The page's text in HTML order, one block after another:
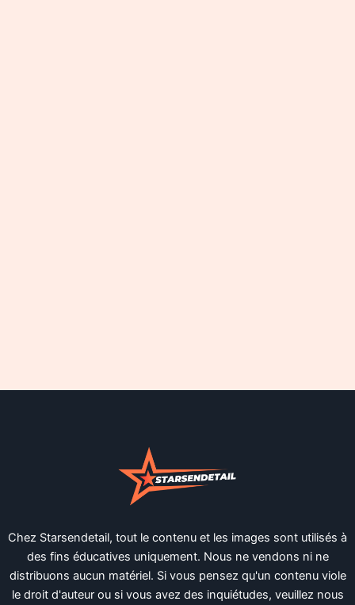
Chez Starsendetail, tout le contenu et les images sont utilisés à
des fins éducatives uniquement. Nous ne vendons ni ne
distribuons aucun matériel. Si vous pensez qu'un contenu viole
le droit d'auteur ou si vous avez des inquiétudes, veuillez nous